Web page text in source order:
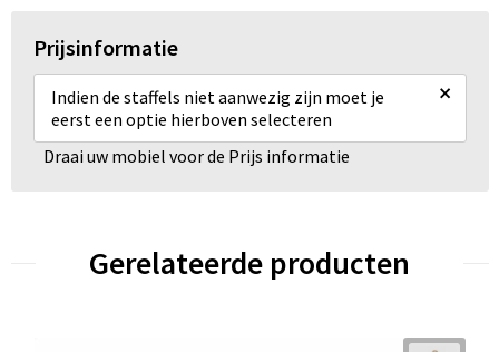
Prijsinformatie
Indien de staffels niet aanwezig zijn moet je
eerst een optie hierboven selecteren
×
Draai uw mobiel voor de Prijs informatie
Gerelateerde producten